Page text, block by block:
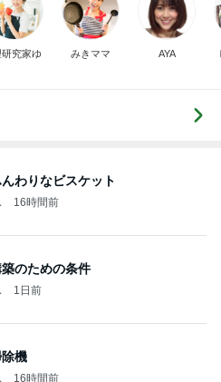
研究家ゆ
みきママ AYA
わりなビスケット
16時間前
のための条件
1日前
機
16時間前